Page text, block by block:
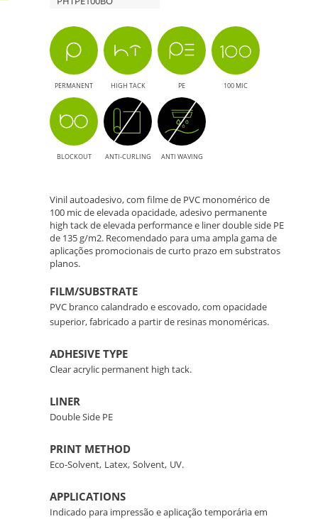
PERMANENT HIGH TACK PE 100 MIC
BLOCKOUT ANTI-CURLING ANTI WAVING
Vinil autoadesivo, com filme de PVC monomérico de
100 mic de elevada opacidade, adesivo permanente
high tack de elevada performance e liner double side PE
de 135 g/m2. Recomendado para uma ampla gama de
aplicações promocionais de curto prazo em substratos
planos.
FILM/SUBSTRATE
PVC branco calandrado e escovado, com opacidade
superior, fabricado a partir de resinas monoméricas.
ADHESIVE TYPE
Clear acrylic permanent high tack.
LINER
Double Side PE
PRINT METHOD
Eco-Solvent, Latex, Solvent, UV.
APPLICATIONS
Indicado para impressão e aplicação temporária em
Solução
Impressão
Formato